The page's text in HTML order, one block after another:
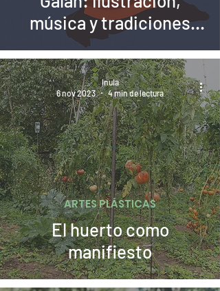
música y tradiciones
extremeñas
El huerto como
manifiesto
ARTES PLÁSTICAS
Inula
6 nov 2023
4 min de lectura